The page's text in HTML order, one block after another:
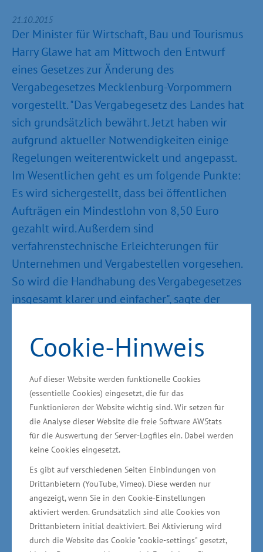
Cookie-Hinweis
Auf dieser Website werden funktionelle Cookies
(essentielle Cookies) eingesetzt, die für das
Funktionieren der Website wichtig sind. Wir setzen für
die Analyse dieser Website die freie Software AWStats
für die Auswertung der Server-Logfiles ein. Dabei werden
keine Cookies eingesetzt.
Es gibt auf verschiedenen Seiten Einbindungen von
Drittanbietern (YouTube, Vimeo). Diese werden nur
angezeigt, wenn Sie in den Cookie-Einstellungen
aktiviert werden. Grundsätzlich sind alle Cookies von
Drittanbietern initial deaktiviert. Bei Aktivierung wird
durch die Website das Cookie "cookie-settings" gesetzt,
21.10.2015
Der Minister für Wirtschaft, Bau und Tourismus
Harry Glawe hat am Mittwoch den Entwurf
eines Gesetzes zur Änderung des
Vergabegesetzes Mecklenburg-Vorpommern
vorgestellt. "Das Vergabegesetz des Landes hat
sich grundsätzlich bewährt. Jetzt haben wir
aufgrund aktueller Notwendigkeiten einige
Regelungen weiterentwickelt und angepasst.
Im Wesentlichen geht es um folgende Punkte:
Es wird sichergestellt, dass bei öffentlichen
Aufträgen ein Mindestlohn von 8,50 Euro
gezahlt wird. Außerdem sind
verfahrenstechnische Erleichterungen für
Unternehmen und Vergabestellen vorgesehen.
So wird die Handhabung des Vergabegesetzes
insgesamt klarer und einfacher", sagte der
Harry Glawe in Schwerin.
Mindestlohn für alle öffentlichen Aufträge und
Erhöhung der "Aufgreifschwelle"
Die Änderung des Vergabegesetzes steht im
Zusammenhang mit dem Inkrafttreten des
Mindestlohngesetzes des Bundes (MiLoG). Wie
bisher gilt bei öffentlichen Aufträgen als
Untergrenze der Mindestlohn in Höhe von 8,50
Euro. Dies gilt auch für Berufsgruppen, in denen